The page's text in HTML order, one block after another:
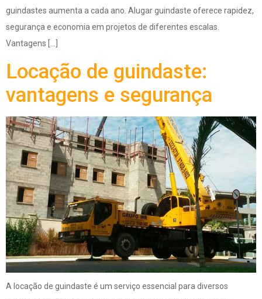
guindastes aumenta a cada ano. Alugar guindaste oferece rapidez,
segurança e economia em projetos de diferentes escalas.
Vantagens […]
Locação de guindaste:
vantagens e segurança
A locação de guindaste é um serviço essencial para diversos